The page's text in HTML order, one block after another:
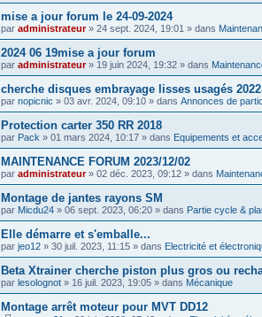
mise a jour forum le 24-09-2024
par administrateur» 24 sept. 2024, 19:01 » dans
2024 06 19mise a jour forum
par administrateur» 19 juin 2024, 19:32 » dans
cherche disques embrayage lisses usagés
par nopicnic » 03 avr. 2024, 09:10 » dans Annonces de
Protection carter 350 RR 2018
par Pack » 01 mars 2024, 10:17 » dans Equipements et
MAINTENANCE FORUM 2023/12/02
par administrateur» 02 déc. 2023, 09:12 » dans
Montage de jantes rayons SM
par Micdu24 » 06 sept. 2023, 06:20 » dans Partie cycle &
Elle démarre et s'emballe...
par jeo12 » 30 juil. 2023, 11:15 » dans Electricité et
Beta Xtrainer cherche piston plus gros ou
par lesolognot » 16 juil. 2023, 19:05 » dans Mécanique
Montage arrêt moteur pour MVT DD12